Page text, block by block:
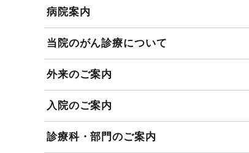
病院案内
当院のがん診療について
外来のご案内
入院のご案内
診療科・部門のご案内